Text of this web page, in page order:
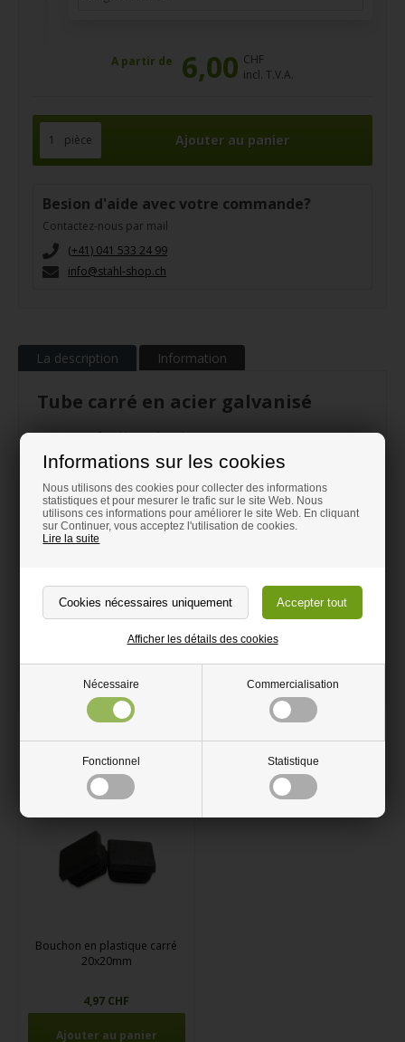
Informations sur les cookies
Nous utilisons des cookies pour collecter des informations
statistiques et pour mesurer le trafic sur le site Web. Nous
utilisons ces informations pour améliorer le site Web. En cliquant
sur Continuer, vous acceptez l'utilisation de cookies.
Lire la suite
Nécessaire Commercialisation
Fonctionnel Statistique
Afficher les détails des cookies
A partir de 6,00 CHF
incl. T.V.A.
pièce
Besion d'aide avec votre commande?
Contactez-nous par mail
(+41) 041 533 24 99
info@stahl-shop.ch
La description Information
Tube carré en acier galvanisé
Barre en fer découpée selon vos mesures
Parfait pour un projet en acier à faire soi-même
Acier galvanisé
Protéger contre la rouille
Tube en fer est facile à découper soi-même. Utiliser une
meuleuse ou une scie à métaux.
Longueur jusqu’à 2900mm.
Produits similaires
Bouchon en plastique carré
20x20mm
4,97 CHF